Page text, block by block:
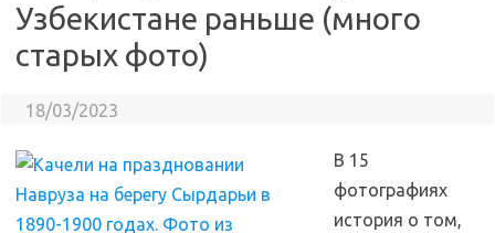
Узбекистане раньше (много
старых фото)
18/03/2023
В 15
фотографиях
история о том,